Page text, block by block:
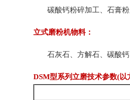
碳酸钙粉碎加工、石膏粉
立式磨粉机物料：
石灰石、方解石、碳酸钙
DSM型系列立磨技术参数(以